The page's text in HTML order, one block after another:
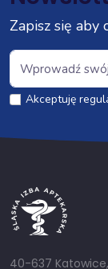
Zapisz się aby
Akceptuję
40-637